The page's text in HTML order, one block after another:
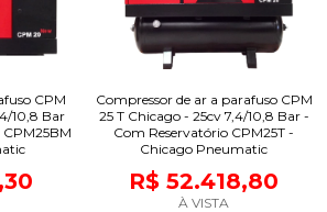
CPM
10,8 Bar
CPM25BM
Compressor de ar a parafuso CPM
25 T Chicago - 25cv 7,4/10,8 Bar -
Com Reservatório CPM25T -
Chicago Pneumatic
R$ 52.418,80
À VISTA